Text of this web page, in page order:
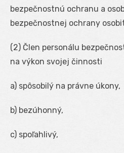
bezpečnostnú ochranu a
bezpečnostnej ochrany
(2) Člen personálu
na výkon svojej činnosti
a) spôsobilý na právne úkony,
b) bezúhonný,
c) spoľahlivý,